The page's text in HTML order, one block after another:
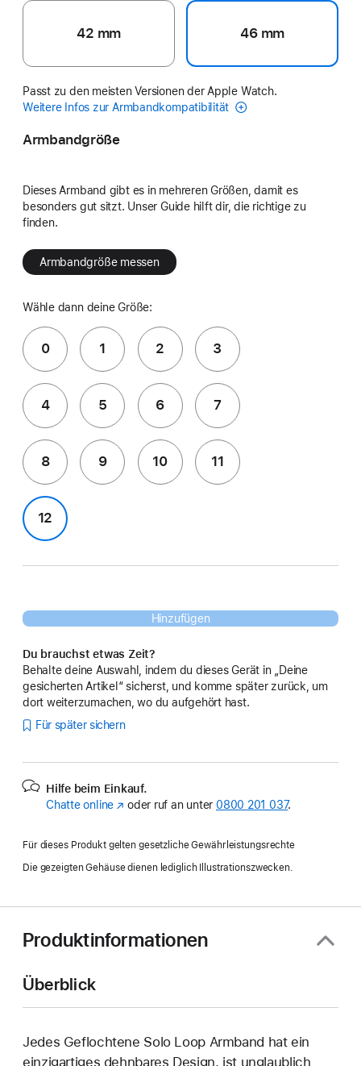
42 mm 46 mm
Passt zu den meisten Versionen der Apple Watch.
Weitere Infos zur Armbandkompatibilität
Armbandgröße
Dieses Armband gibt es in mehreren Größen, damit es
besonders gut sitzt. Unser Guide hilft dir, die richtige zu
finden.
Armbandgröße messen
Wähle dann deine Größe:
0 1 2 3
4 5 6 7
8 9 10 11
12
Hinzufügen
Du brauchst etwas Zeit?
Behalte deine Auswahl, indem du dieses Gerät in „Deine
gesicherten Artikel“ sicherst, und komme später zurück, um
dort weiterzumachen, wo du aufgehört hast.
Für später sichern
Hilfe beim Einkauf.
Chatte online (Öffnet
Fenster)
oder ruf an unter 0800 201 037.
Für dieses Produkt gelten gesetzliche Gewährleistungsrechte
Die gezeigten Gehäuse dienen lediglich Illustrationszwecken.
Produktinformationen
Überblick
Jedes Geflochtene Solo Loop Armband hat ein
einzig­artiges dehn­bares Design, ist unglaublich